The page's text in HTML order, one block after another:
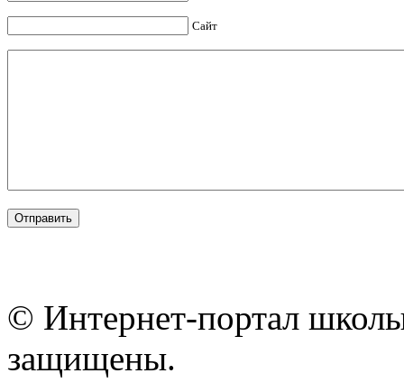
Сайт
© Интернет-портал
защищены.